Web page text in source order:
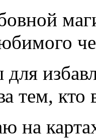
тем, кто
на